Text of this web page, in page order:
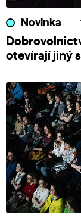
Novinka
otevírají jiný